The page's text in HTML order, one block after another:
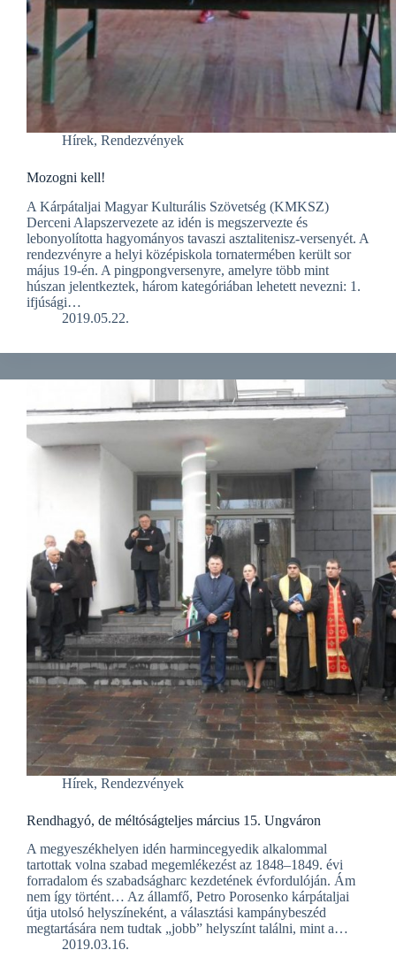
Hírek, Rendezvények
Mozogni kell!
A Kárpátaljai Magyar Kulturális Szövetség (KMKSZ)
Derceni Alapszervezete az idén is megszervezte és
lebonyolította hagyományos tavaszi asztalitenisz-versenyét. A
rendezvényre a helyi középiskola tornatermében került sor
május 19-én. A pingpongversenyre, amelyre több mint
húszan jelentkeztek, három kategóriában lehetett nevezni: 1.
ifjúsági…
2019.05.22.
Hírek, Rendezvények
Rendhagyó, de méltóságteljes március 15. Ungváron
A megyeszékhelyen idén harmincegyedik alkalommal
tartottak volna szabad megemlékezést az 1848–1849. évi
forradalom és szabadságharc kezdetének évfordulóján. Ám
nem így történt… Az államfő, Petro Porosenko kárpátaljai
útja utolsó helyszíneként, a választási kampánybeszéd
megtartására nem tudtak „jobb” helyszínt találni, mint a…
2019.03.16.